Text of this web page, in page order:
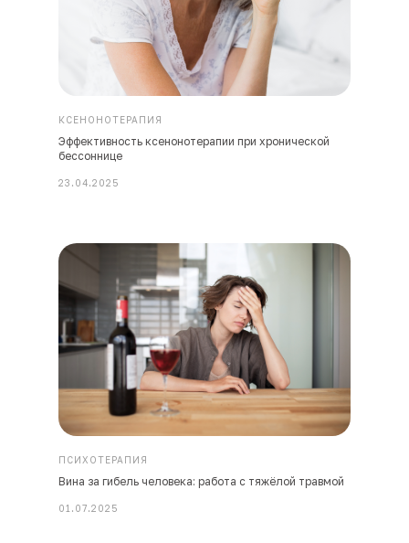
КСЕНОНОТЕРАПИЯ
Эффективность ксенонотерапии при хронической
бессоннице
23.04.2025
ПСИХОТЕРАПИЯ
Вина за гибель человека: работа с тяжёлой травмой
01.07.2025